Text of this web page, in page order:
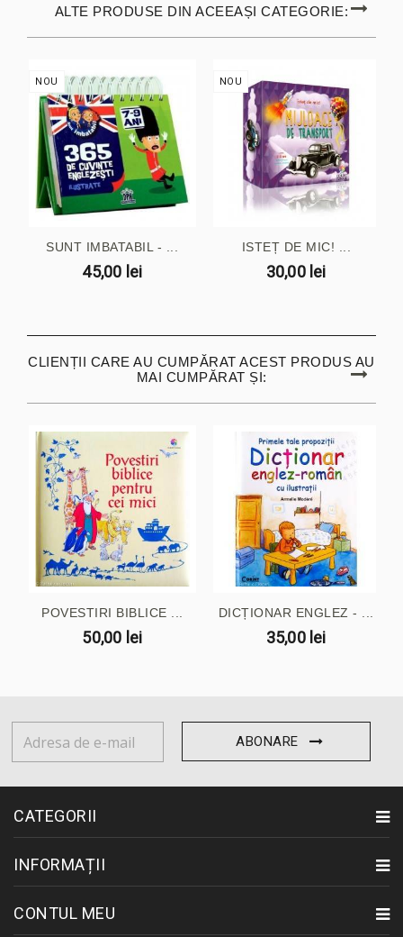
ALTE PRODUSE DIN ACEEAȘI CATEGORIE:
NOU
SUNT IMBATABIL - ...
45,00 lei
NOU
ISTEȚ DE MIC! ...
30,00 lei
CLIENȚII CARE AU CUMPĂRAT ACEST PRODUS AU
MAI CUMPĂRAT ȘI:
POVESTIRI BIBLICE ...
50,00 lei
DICȚIONAR ENGLEZ - ...
35,00 lei
ABONARE
CATEGORII
INFORMAȚII
CONTUL MEU